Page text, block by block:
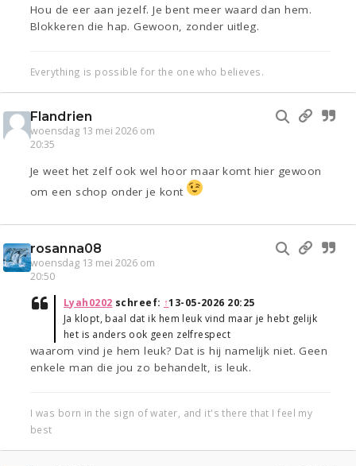
Hou de eer aan jezelf. Je bent meer waard dan hem.
Blokkeren die hap. Gewoon, zonder uitleg.
Everything is possible for the one who believes.
Flandrien
woensdag 13 mei 2026 om
20:35
Je weet het zelf ook wel hoor maar komt hier gewoon
om een schop onder je kont
rosanna08
woensdag 13 mei 2026 om
20:50
Lyah0202 schreef: ↑13-05-2026 20:25
Ja klopt, baal dat ik hem leuk vind maar je hebt gelijk
het is anders ook geen zelfrespect
waarom vind je hem leuk? Dat is hij namelijk niet. Geen
enkele man die jou zo behandelt, is leuk.
I was born in the sign of water, and it's there that I feel my
best